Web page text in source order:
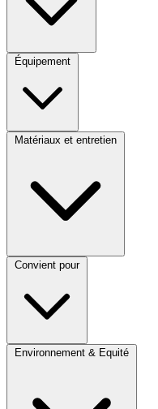
Équipement
Matériaux et entretien
Convient pour
Environnement & Equité